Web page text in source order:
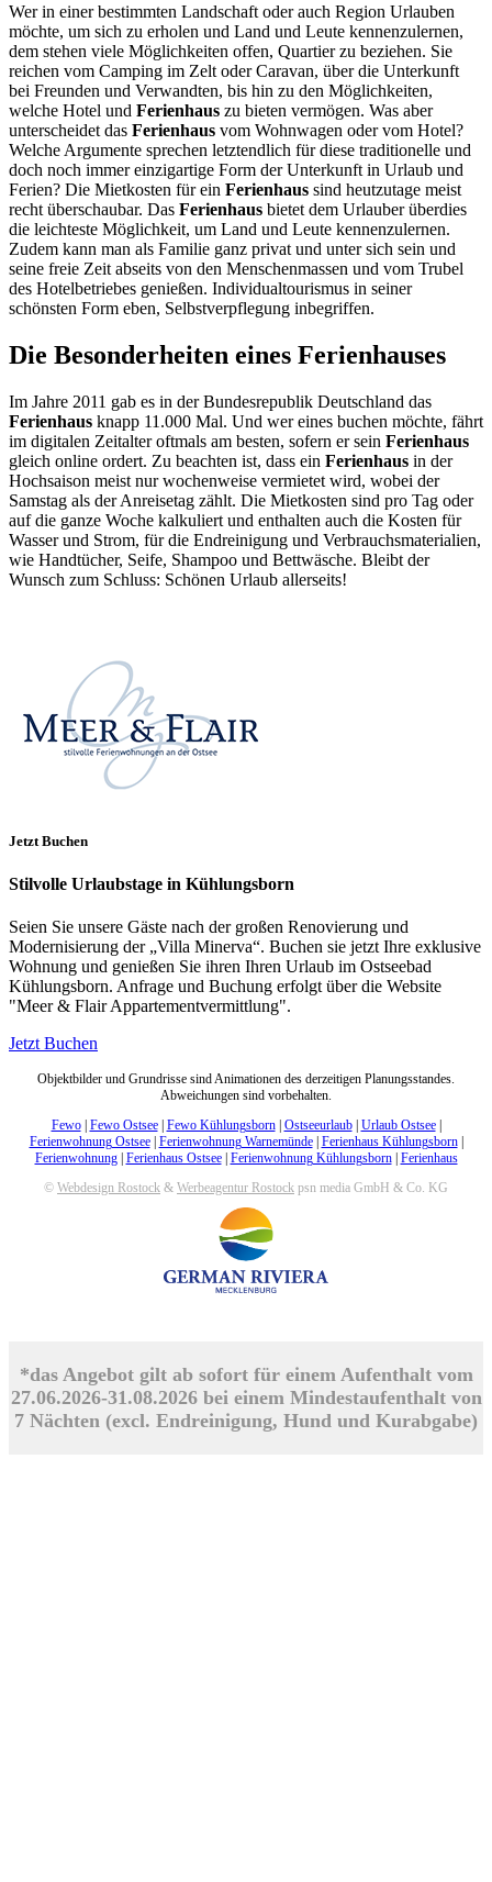
Wer in einer bestimmten Landschaft oder auch Region Urlauben
möchte, um sich zu erholen und Land und Leute kennenzulernen,
dem stehen viele Möglichkeiten offen, Quartier zu beziehen. Sie
reichen vom Camping im Zelt oder Caravan, über die Unterkunft
bei Freunden und Verwandten, bis hin zu den Möglichkeiten,
welche Hotel und Ferienhaus zu bieten vermögen. Was aber
unterscheidet das Ferienhaus vom Wohnwagen oder vom Hotel?
Welche Argumente sprechen letztendlich für diese traditionelle und
doch noch immer einzigartige Form der Unterkunft in Urlaub und
Ferien? Die Mietkosten für ein Ferienhaus sind heutzutage meist
recht überschaubar. Das Ferienhaus bietet dem Urlauber überdies
die leichteste Möglichkeit, um Land und Leute kennenzulernen.
Zudem kann man als Familie ganz privat und unter sich sein und
seine freie Zeit abseits von den Menschenmassen und vom Trubel
des Hotelbetriebes genießen. Individualtourismus in seiner
schönsten Form eben, Selbstverpflegung inbegriffen.
Die Besonderheiten eines Ferienhauses
Im Jahre 2011 gab es in der Bundesrepublik Deutschland das
Ferienhaus knapp 11.000 Mal. Und wer eines buchen möchte, fährt
im digitalen Zeitalter oftmals am besten, sofern er sein Ferienhaus
gleich online ordert. Zu beachten ist, dass ein Ferienhaus in der
Hochsaison meist nur wochenweise vermietet wird, wobei der
Samstag als der Anreisetag zählt. Die Mietkosten sind pro Tag oder
auf die ganze Woche kalkuliert und enthalten auch die Kosten für
Wasser und Strom, für die Endreinigung und Verbrauchsmaterialien,
wie Handtücher, Seife, Shampoo und Bettwäsche. Bleibt der
Wunsch zum Schluss: Schönen Urlaub allerseits!
Jetzt Buchen
Stilvolle Urlaubstage in Kühlungsborn
Seien Sie unsere Gäste nach der großen Renovierung und
Modernisierung der „Villa Minerva“. Buchen sie jetzt Ihre exklusive
Wohnung und genießen Sie ihren Ihren Urlaub im Ostseebad
Kühlungsborn. Anfrage und Buchung erfolgt über die Website
"Meer & Flair Appartementvermittlung".
Jetzt Buchen
Objektbilder und Grundrisse sind Animationen des derzeitigen Planungsstandes.
Abweichungen sind vorbehalten.
Fewo| Fewo Ostsee| Fewo Kühlungsborn| Ostseeurlaub| Urlaub Ostsee|
Ferienwohnung Ostsee| Ferienwohnung Warnemünde| Ferienhaus Kühlungsborn|
Ferienwohnung| Ferienhaus Ostsee| Ferienwohnung Kühlungsborn| Ferienhaus
© Webdesign Rostock & Werbeagentur Rostock psn media GmbH & Co. KG
*das Angebot gilt ab sofort für einem Aufenthalt vom
27.06.2026-31.08.2026 bei einem Mindestaufenthalt von
7 Nächten (excl. Endreinigung, Hund und Kurabgabe)